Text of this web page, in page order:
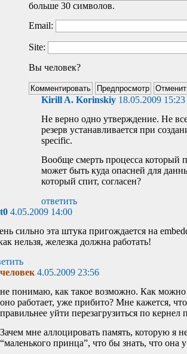
больше 30 символов.
Email:
Site:
Вы человек?
Kirill A. Korinskiy 18.05.2009 15:23
Не верно одно утверждение. Не
резерв устанавливается при
specific.
Вообще смерть процесса который
может быть куда опасней для
который спит, согласен?
ответить
4.05.2009 14:00
сильно эта штука пригождается на
нельзя, железка должна работать!
человек4.05.2009 23:56
не понимаю, как такое возможно. Как можно
оно работает, уже прибито? Мне кажется,
правильнее уйти перезагрузиться по кернел
Зачем мне аллоцировать память, которую я
“маленького принца”, что бы знать, что она